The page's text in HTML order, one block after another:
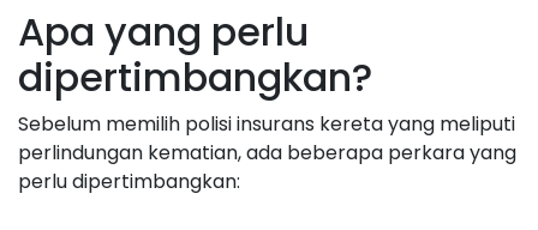
Apa yang perlu
dipertimbangkan?
Sebelum memilih polisi insurans kereta yang meliputi
perlindungan kematian, ada beberapa perkara yang
perlu dipertimbangkan: